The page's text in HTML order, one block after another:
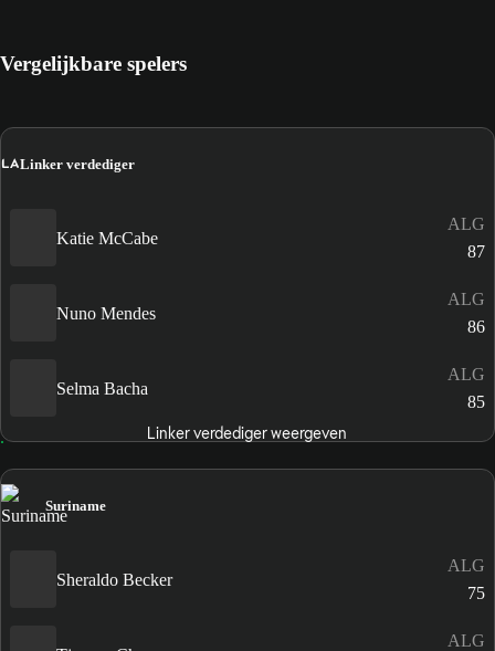
Vergelijkbare spelers
LALinker verdediger
Katie McCabe
ALG
87
Nuno Mendes
ALG
86
Selma Bacha
ALG
85
Linker verdediger weergeven
Suriname
Sheraldo Becker
ALG
75
ALG